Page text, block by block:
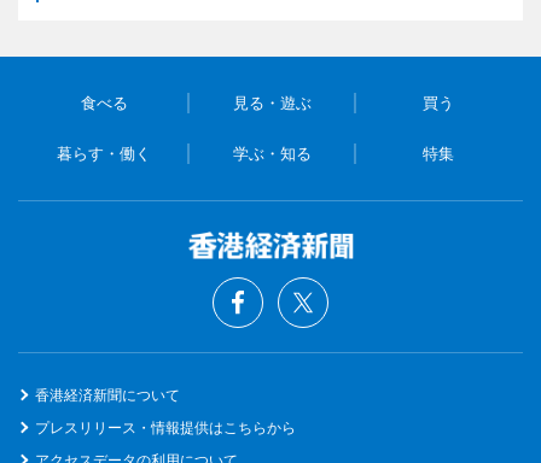
食べる 見る・遊ぶ 買う
暮らす・働く 学ぶ・知る 特集
香港経済新聞について
プレスリリース・情報提供はこちらから